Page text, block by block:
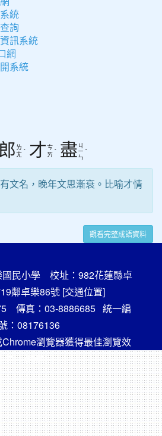
統
詢
訊系統
網
系統
郎 ㄌ
ㄤ ˊ 才ㄘ
ㄞ ˊ 盡 ㄐ
ㄧ
ㄣ
ˋ
文名，晚年文思漸衰。比喻才情
觀看完整成語資料
國民小學 校址：982花蓮縣卓
鄰卓樂86號 [交通位置]
傳真：03-8886685 統一編
：08176136
瀏覽器獲得最佳瀏覽效
果，謝謝！